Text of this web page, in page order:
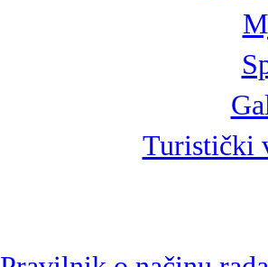
Turistički